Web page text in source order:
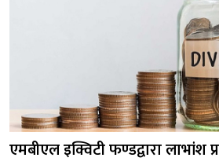
एमबीएल इक्विटी फण्डद्वारा लाभांश